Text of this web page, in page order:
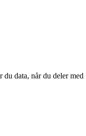
du data, når du deler med